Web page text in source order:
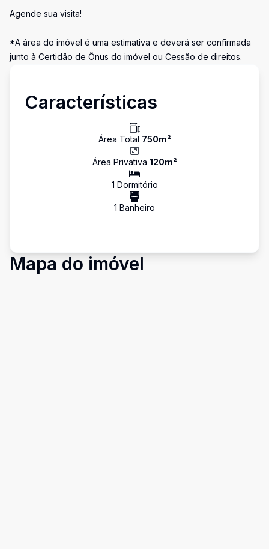
Agende sua visita!
*A área do imóvel é uma estimativa e deverá ser confirmada
junto à Certidão de Ônus do imóvel ou Cessão de direitos.
Características
Área Total 750m²
Área Privativa 120m²
1 Dormitório
1 Banheiro
Mapa do imóvel